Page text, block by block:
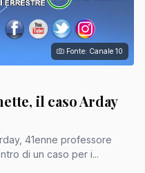
Fonte: Canale 10
il caso Arday
di un caso per i...